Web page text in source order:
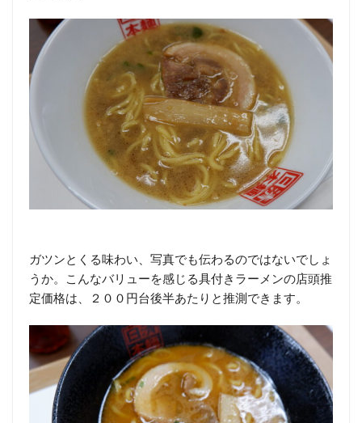
ガツンとくる味わい、写真でも伝わるのではないでしょ
うか。こんなバリューを感じる具付きラーメンの店頭推
定価格は、２００円台後半あたりと推測できます。